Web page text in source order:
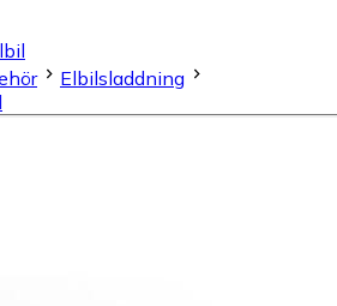
Elbilsladdning